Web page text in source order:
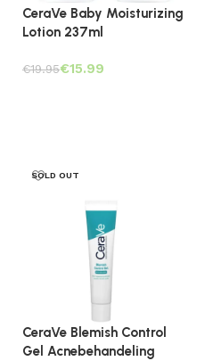
CeraVe Baby Moisturizing
Lotion 237ml
€19.95€15.99
SOLD OUT
CeraVe Blemish Control
Gel Acnebehandeling